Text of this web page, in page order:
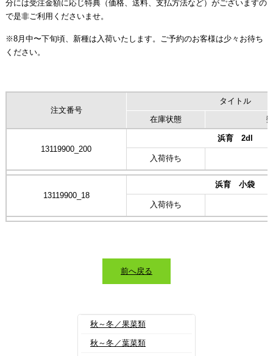
分には受注金額に応じ特典（価格、送料、支払方法など）がございますの
で是非ご利用くださいませ。
※8月中〜下旬頃、新種は入荷いたします。ご予約のお客様は少々お待ち
ください。
注文番号
タイトル
在庫状態
13119900_200
浜育 2dl
入荷待ち
13119900_18
浜育 小袋
入荷待ち
前へ戻る
秋～冬／果菜類
秋～冬／葉菜類